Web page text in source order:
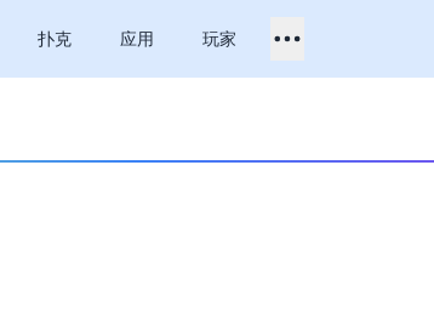
扑克 应用 玩家